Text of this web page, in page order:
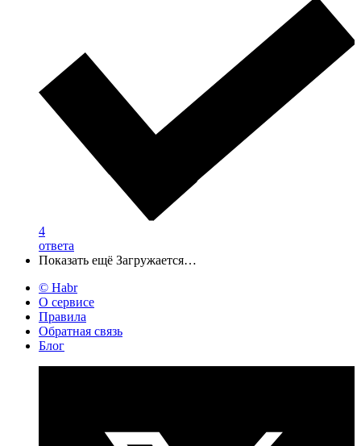
4
ответа
Показать ещё Загружается…
© Habr
О сервисе
Правила
Обратная связь
Блог